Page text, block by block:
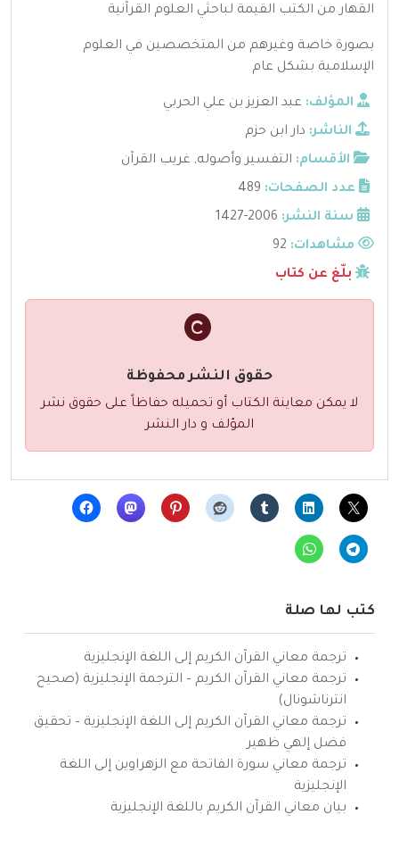
القهار من الكتب القيمة لباحثي العلوم القرآنية
بصورة خاصة وغيرهم من المتخصصين في العلوم
الإسلامية بشكل عام
المؤلف: عبد العزيز بن علي الحربي
الناشر: دار ابن حزم
الأقسام: التفسير وأصوله, غريب القرآن
عدد الصفحات: 489
سنة النشر: 2006-1427
مشاهدات:
بلّغ عن كتاب
حقوق النشر محفوظة
لا يمكن معاينة الكتاب أو تحميله حفاظاً على حقوق نشر
المؤلف و دار النشر
كتب لها صلة
ترجمة معاني القرآن الكريم إلى اللغة الإنجليزية
ترجمة معاني القرآن الكريم – الترجمة الإنجليزية (صحيح
انترناشونال)
ترجمة معاني القرآن الكريم إلى اللغة الإنجليزية – تحقيق
فضل إلهي ظهير
ترجمة معاني سورة الفاتحة مع الزهراوين إلى اللغة
الإنجليزية
بيان معاني القرآن الكريم باللغة الإنجليزية